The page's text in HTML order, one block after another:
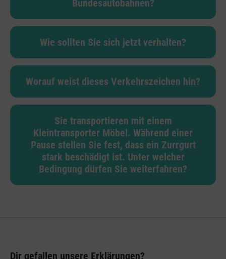
Bundesautobahnen?
Wie sollten Sie sich jetzt verhalten?
Worauf weist dieses Verkehrszeichen hin?
Sie transportieren mit einem
Kleintransporter Möbel. Während einer
Pause stellen Sie fest, dass ein Zurrgurt
stark beschädigt ist. Unter welcher
Bedingung dürfen Sie weiterfahren?
Dir gefallen unsere Erklärungen?